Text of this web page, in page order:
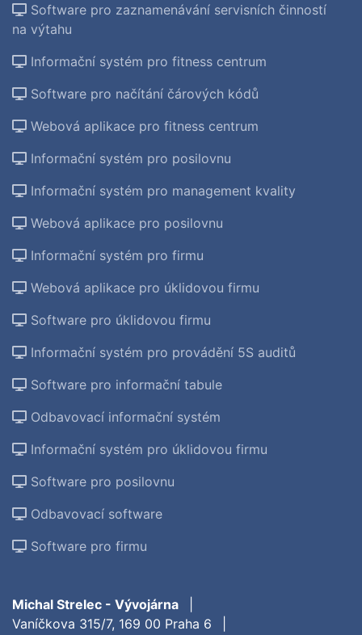
Software pro zaznamenávání servisních činností
na výtahu
Informační systém pro fitness centrum
Software pro načítání čárových kódů
Webová aplikace pro fitness centrum
Informační systém pro posilovnu
Informační systém pro management kvality
Webová aplikace pro posilovnu
Informační systém pro firmu
Webová aplikace pro úklidovou firmu
Software pro úklidovou firmu
Informační systém pro provádění 5S auditů
Software pro informační tabule
Odbavovací informační systém
Informační systém pro úklidovou firmu
Software pro posilovnu
Odbavovací software
Software pro firmu
Michal Strelec - Vývojárna
Vaníčkova 315/7, 169 00 Praha 6